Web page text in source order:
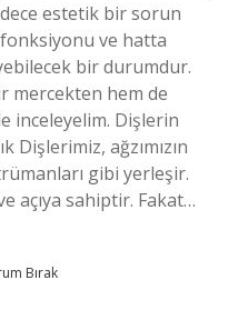
estetik bir sorun
fonksiyonu ve hatta
bir durumdur.
mercekten hem de
inceleyelim. Dişlerin
Dişlerimiz, ağzımızın
gibi yerleşir.
açıya sahiptir. Fakat…
Bırak